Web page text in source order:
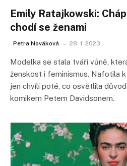
Emily Ratajkowski:
chodí se ženami
Petra Nováková 28. 1. 2023
Modelka se stala tváří vůně,
ženskost i feminismus. Nafotila
jen chvíli poté, co osvětlila
komikem Petem Davidsonem.